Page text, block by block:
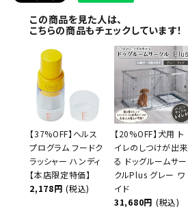
この商品を見た人は、
こちらの商品もチェックしています！
【37%OFF】ヘルス
プログラム フードク
ラッシャー ハンディ
【本店限定特価】
2,178円 (税込)
【20%OFF】犬用 ト
イレのしつけが出来
る ドッグルームサー
クルPlus グレー ワ
イド
31,680円 (税込)